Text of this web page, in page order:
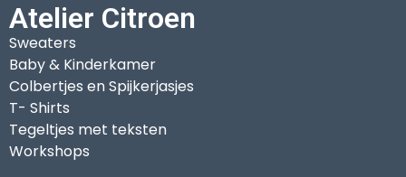
Atelier Citroen
Sweaters
Baby & Kinderkamer
Colbertjes en Spijkerjasjes
T- Shirts
Tegeltjes met teksten
Workshops